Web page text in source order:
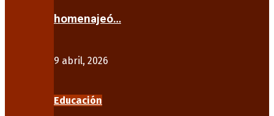
homenajeó…
9 abril, 2026
Educación